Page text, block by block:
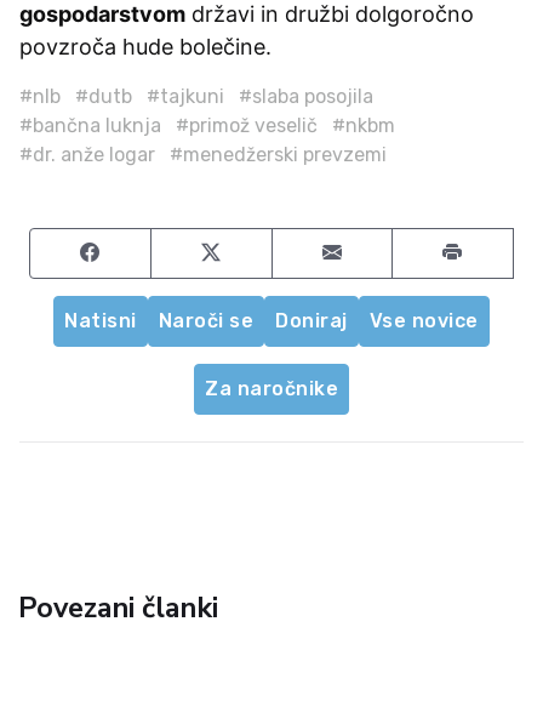
gospodarstvom državi in družbi dolgoročno
povzroča hude bolečine.
#nlb #dutb #tajkuni
#slaba posojila
#bančna luknja
#primož veselič
#nkbm
#dr. anže logar
#menedžerski prevzemi
Share on FacebookShare on TwitterShare by email
Natisni Naroči se Doniraj Vse novice
Za naročnike
Povezani članki